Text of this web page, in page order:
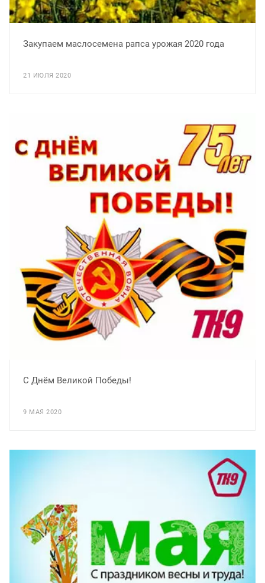
Закупаем маслосемена рапса урожая 2020 года
21 ИЮЛЯ 2020
С Днём Великой Победы!
9 МАЯ 2020